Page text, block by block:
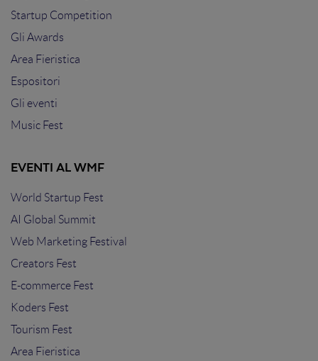
Startup Competition
Gli Awards
Area Fieristica
Espositori
Gli eventi
Music Fest
EVENTI AL WMF
World Startup Fest
AI Global Summit
Web Marketing Festival
Creators Fest
E-commerce Fest
Koders Fest
Tourism Fest
Area Fieristica